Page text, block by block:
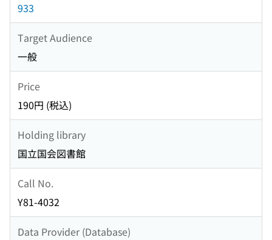
933
Target Audience
一般
Price
190円 (税込)
Holding library
国立国会図書館
Call No.
Y81-4032
Data Provider (Database)